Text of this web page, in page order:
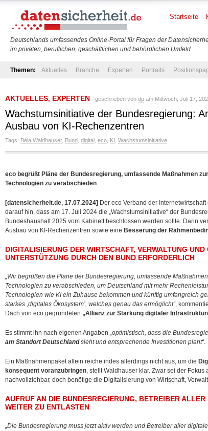
Deutschlands umfassendes Online-Portal für Fragen der
im privaten, beruflichen, geschäftlichen und behördlichen Umfeld
Startseite
Themen: Aktuelles Branche Experten Portraits
AKTUELLES, EXPERTEN - geschrieben von dp am Mittwoch, Juli 17,
Wachstumsinitiative der Bundesregierung:
Ausbau von KI-Rechenzentren
Tags: Béla Waldhauser, Bund digital eco KI Wachstumsinitiative
eco begrüßt Pläne der Bundesregierung, umfassende Maßnahmen
Technologien zu verabschieden
[datensicherheit.de, 17.07.2024] Der eco Verband der
darauf hin, dass am 17. Juli 2024 die „Wachstumsinitiative“ der
Bundeshaushalt 2025 vom Kabinett beschlossen werden sollte. Darin
Ausbau von KI-Rechenzentren sowie eine Besserung der
DIGITALISIERUNG DER WIRTSCHAFT, VERWALTUNG
UNTERSTÜTZUNG DURCH DEN BUND ERFORDERLICH
„Wir begrüßen die Pläne der Bundesregierung, umfassende
Technologien zu verabschieden, um Deutschland mit mehr
Technologien wie KI ein Zuhause bekommen und künftig umfangreich
starkes ,digitales Ökosystem’, welches genau das ermöglicht“,
Dach von eco gegründeten „Allianz zur Stärkung digitaler
Es stimmt ihn nach eigenen Angaben „optimistisch, dass die
am Standort Deutschlandsieht und entsprechende Investitionen plant“.
Ein Maßnahmenpaket allein reiche indes allerdings nicht aus, um die
konsequent voranzubringen, stellt Waldhauser klar. Zwar sei der
nachvollziehbar, doch benötige die Digitalisierung von Wirtschaft,
AUFRUF AN DIE BUNDESREGIERUNG, BETREIBER
WEITER ZU ENTLASTEN
„Die Bundesregierung muss jetzt aktiv werden und Betreiber aller